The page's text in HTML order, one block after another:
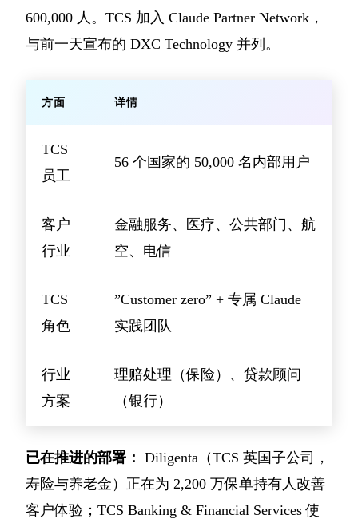
600,000 人。TCS 加入 Claude Partner Network，
与前一天宣布的 DXC Technology 并列。
方面 详情
TCS
员工
56 个国家的 50,000 名内部用户
客户
行业
金融服务、医疗、公共部门、航
空、电信
TCS
角色
”Customer zero” + 专属 Claude
实践团队
行业
方案
理赔处理（保险）、贷款顾问
（银行）
已在推进的部署： Diligenta（TCS 英国子公司，
寿险与养老金）正在为 2,200 万保单持有人改善
客户体验；TCS Banking & Financial Services 使